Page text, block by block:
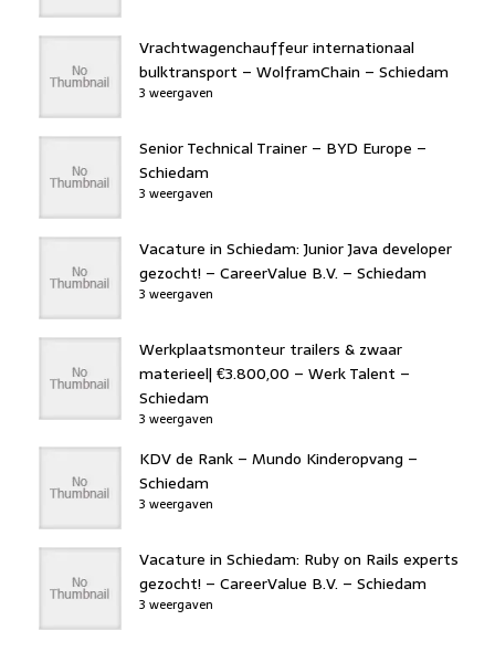
Vrachtwagenchauffeur internationaal
bulktransport – WolframChain – Schiedam
3 weergaven
Senior Technical Trainer – BYD Europe –
Schiedam
3 weergaven
Vacature in Schiedam: Junior Java developer
gezocht! – CareerValue B.V. – Schiedam
3 weergaven
Werkplaatsmonteur trailers & zwaar
materieel| €3.800,00 – Werk Talent –
Schiedam
3 weergaven
KDV de Rank – Mundo Kinderopvang –
Schiedam
3 weergaven
Vacature in Schiedam: Ruby on Rails experts
gezocht! – CareerValue B.V. – Schiedam
3 weergaven